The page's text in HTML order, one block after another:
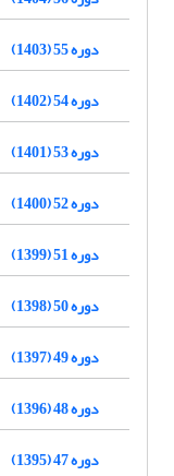
دوره 55 (1403)
دوره 54 (1402)
دوره 53 (1401)
دوره 52 (1400)
دوره 51 (1399)
دوره 50 (1398)
دوره 49 (1397)
دوره 48 (1396)
دوره 47 (1395)